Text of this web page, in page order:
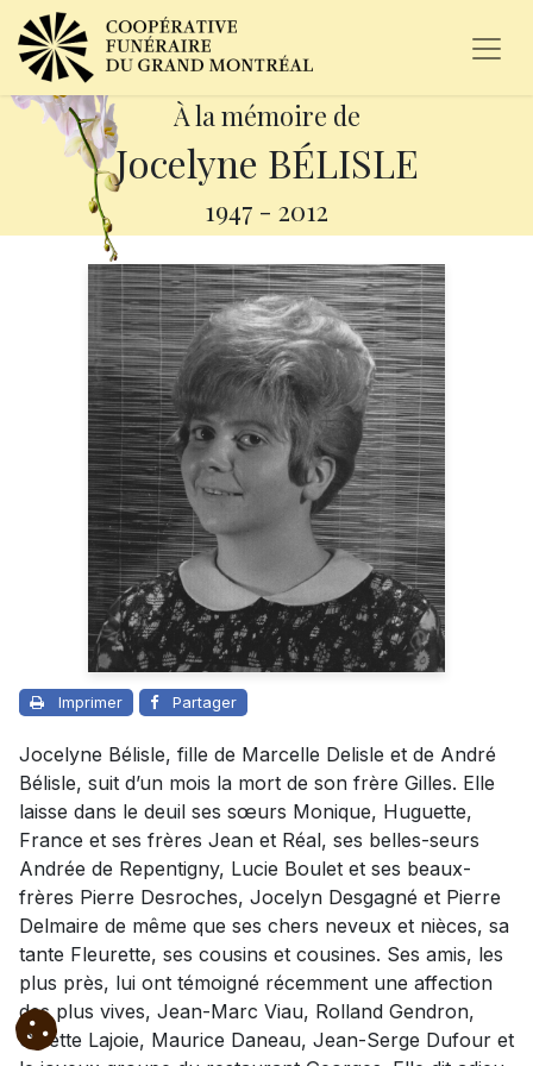
À la mémoire de
Jocelyne BÉLISLE
1947 - 2012
Imprimer Partager
Jocelyne Bélisle, fille de Marcelle Delisle et de André
Bélisle, suit d’un mois la mort de son frère Gilles. Elle
laisse dans le deuil ses sœurs Monique, Huguette,
France et ses frères Jean et Réal, ses belles-seurs
Andrée de Repentigny, Lucie Boulet et ses beaux-
frères Pierre Desroches, Jocelyn Desgagné et Pierre
Delmaire de même que ses chers neveux et nièces, sa
tante Fleurette, ses cousins et cousines. Ses amis, les
plus près, lui ont témoigné récemment une affection
des plus vives, Jean-Marc Viau, Rolland Gendron,
Ginette Lajoie, Maurice Daneau, Jean-Serge Dufour et